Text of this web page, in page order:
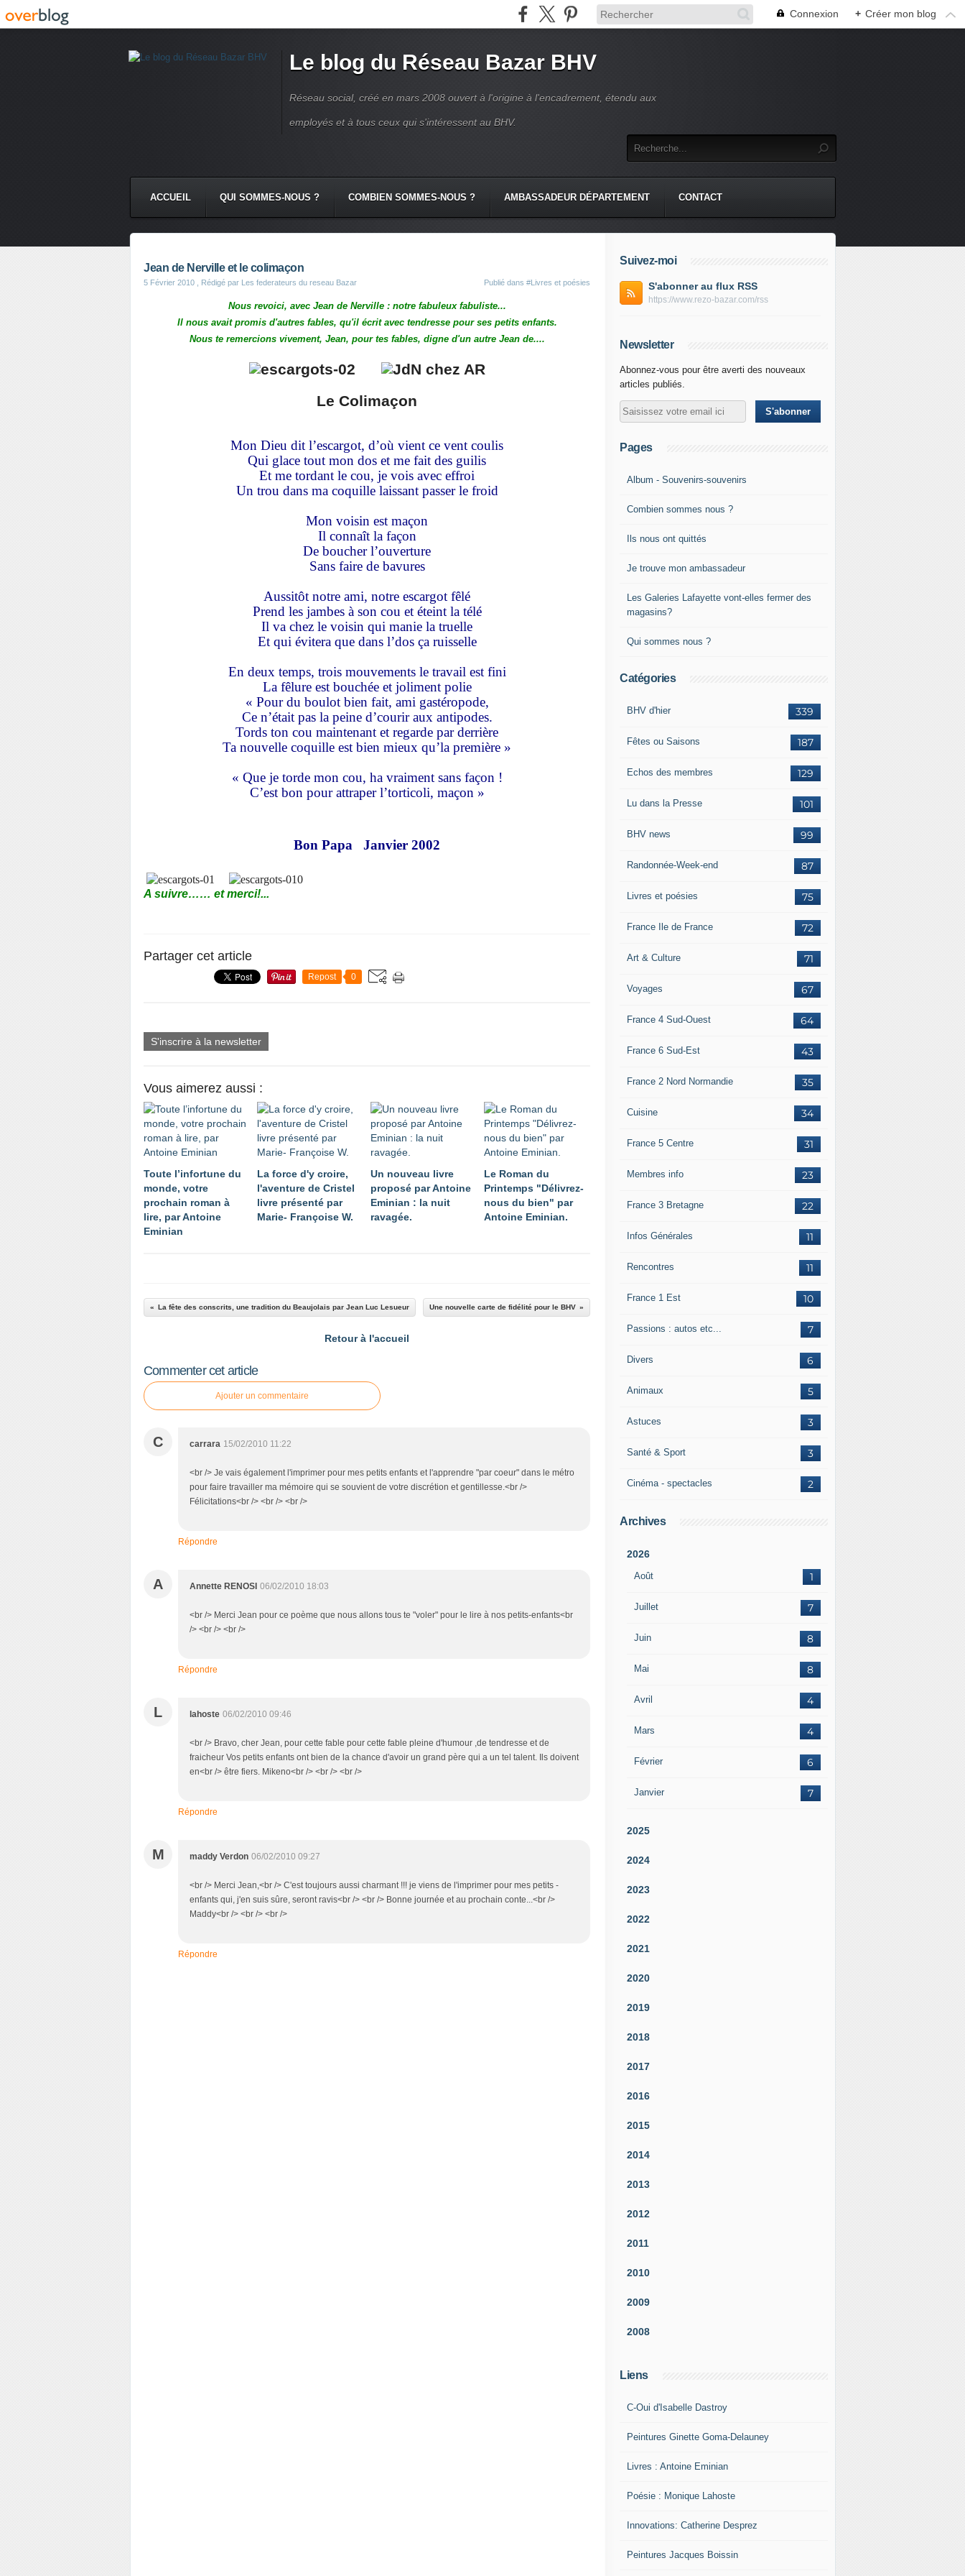
Connexion + Créer mon blog
Le blog du Réseau Bazar BHV
Réseau social, créé en mars 2008 ouvert à l'origine à l'encadrement, étendu aux
employés et à tous ceux qui s'intéressent au BHV.
ACCUEIL QUI SOMMES-NOUS ? COMBIEN SOMMES-NOUS ? AMBASSADEUR DÉPARTEMENT CONTACT
Jean de Nerville et le colimaçon
5 Février 2010 , Rédigé par Les federateurs du reseau Bazar Publié dans #Livres et poésies
Nous revoici, avec Jean de Nerville : notre fabuleux fabuliste...
Il nous avait promis d'autres fables, qu'il écrit avec tendresse pour ses petits enfants.
Nous te remercions vivement, Jean, pour tes fables, digne d'un autre Jean de....
Le Colimaçon
Mon Dieu dit l’escargot, d’où vient ce vent coulis
Qui glace tout mon dos et me fait des guilis
Et me tordant le cou, je vois avec effroi
Un trou dans ma coquille laissant passer le froid
Mon voisin est maçon
Il connaît la façon
De boucher l’ouverture
Sans faire de bavures
Aussitôt notre ami, notre escargot fêlé
Prend les jambes à son cou et éteint la télé
Il va chez le voisin qui manie la truelle
Et qui évitera que dans l’dos ça ruisselle
En deux temps, trois mouvements le travail est fini
La fêlure est bouchée et joliment polie
« Pour du boulot bien fait, ami gastéropode,
Ce n’était pas la peine d’courir aux antipodes.
Tords ton cou maintenant et regarde par derrière
Ta nouvelle coquille est bien mieux qu’la première »
« Que je torde mon cou, ha vraiment sans façon !
C’est bon pour attraper l’torticoli, maçon »
Bon Papa Janvier 2002
A suivre…… et merci!...
Partager cet article
Repost 0
S'inscrire à la newsletter
Vous aimerez aussi :
Toute l’infortune du
monde, votre
prochain roman à
lire, par Antoine
Eminian
La force d'y croire,
l'aventure de Cristel
livre présenté par
Marie- Françoise W.
Un nouveau livre
proposé par Antoine
Eminian : la nuit
ravagée.
Le Roman du
Printemps "Délivrez-
nous du bien" par
Antoine Eminian.
La fête des conscrits, une tradition du Beaujolais par Jean Luc Lesueur Une nouvelle carte de fidélité pour le BHV
Retour à l'accueil
Commenter cet article
Ajouter un commentaire
C carrara 15/02/2010 11:22
<br /> Je vais également l'imprimer pour mes petits enfants et l'apprendre "par coeur" dans le métro
pour faire travailler ma mémoire qui se souvient de votre discrétion et gentillesse.<br />
Félicitations<br /> <br /> <br />
Répondre
A Annette RENOSI 06/02/2010 18:03
<br /> Merci Jean pour ce poème que nous allons tous te "voler" pour le lire à nos petits-enfants<br
/> <br /> <br />
Répondre
L lahoste 06/02/2010 09:46
<br /> Bravo, cher Jean, pour cette fable pour cette fable pleine d'humour ,de tendresse et de
fraicheur Vos petits enfants ont bien de la chance d'avoir un grand père qui a un tel talent. Ils doivent
en<br /> être fiers. Mikeno<br /> <br /> <br />
Répondre
M maddy Verdon 06/02/2010 09:27
<br /> Merci Jean,<br /> C'est toujours aussi charmant !!! je viens de l'imprimer pour mes petits -
enfants qui, j'en suis sûre, seront ravis<br /> <br /> Bonne journée et au prochain conte...<br />
Maddy<br /> <br /> <br />
Répondre
Suivez-moi
S'abonner au flux RSS
https://www.rezo-bazar.com/rss
Newsletter
Abonnez-vous pour être averti des nouveaux
articles publiés.
Pages
Album - Souvenirs-souvenirs
Combien sommes nous ?
Ils nous ont quittés
Je trouve mon ambassadeur
Les Galeries Lafayette vont-elles fermer des
magasins?
Qui sommes nous ?
Catégories
339
BHV d'hier
187
Fêtes ou Saisons
129
Echos des membres
101
Lu dans la Presse
99
BHV news
87
Randonnée-Week-end
75
Livres et poésies
72
France Ile de France
71
Art & Culture
67
Voyages
64
France 4 Sud-Ouest
43
France 6 Sud-Est
35
France 2 Nord Normandie
34
Cuisine
31
France 5 Centre
23
Membres info
22
France 3 Bretagne
11
Infos Générales
11
Rencontres
10
France 1 Est
7
Passions : autos etc...
6
Divers
5
Animaux
3
Astuces
3
Santé & Sport
2
Cinéma - spectacles
Archives
2026
Août 1
Juillet 7
Juin 8
Mai 8
Avril 4
Mars 4
Février 6
Janvier 7
2025
2024
2023
2022
2021
2020
2019
2018
2017
2016
2015
2014
2013
2012
2011
2010
2009
2008
Liens
C-Oui d'Isabelle Dastroy
Peintures Ginette Goma-Delauney
Livres : Antoine Eminian
Poésie : Monique Lahoste
Innovations: Catherine Desprez
Peintures Jacques Boissin